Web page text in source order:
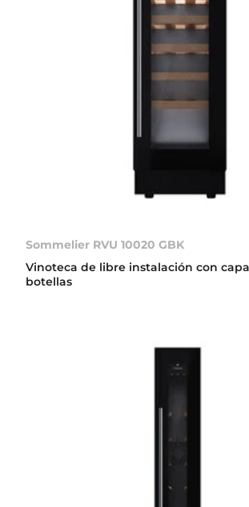
Sommelier RVU 10020 GBK
Vinoteca de libre instalación con
botellas